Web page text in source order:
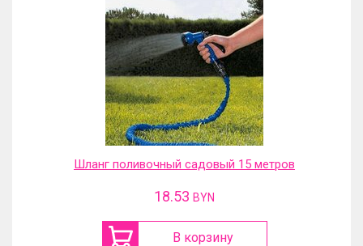
Шланг поливочный садовый 15 метров
18.53 BYN
В корзину